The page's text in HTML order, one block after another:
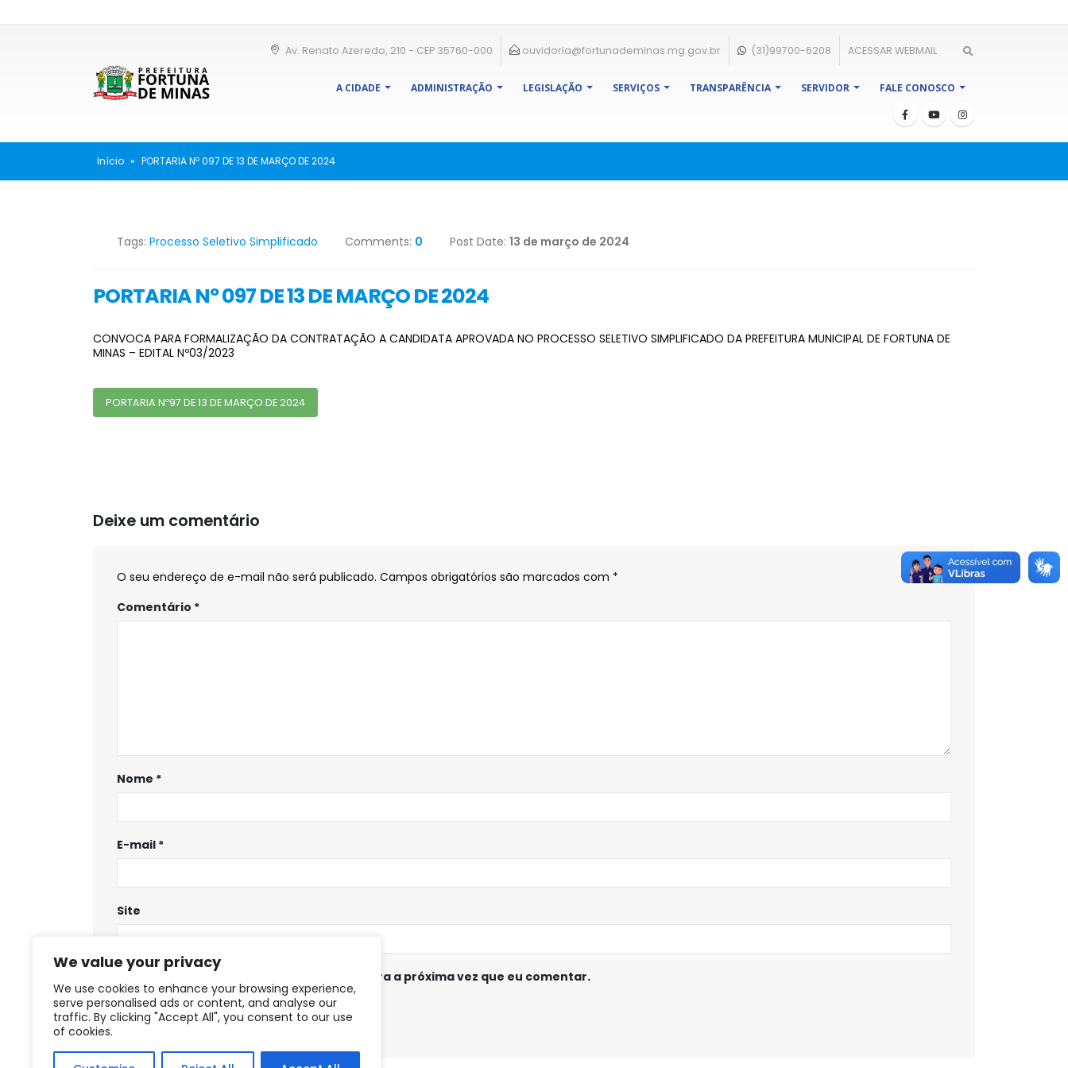
We value your privacy
We use cookies to enhance your browsing experience,
serve personalised ads or content, and analyse our
traffic. By clicking "Accept All", you consent to our use
of cookies.
Av. Renato Azeredo, 210 - CEP 35760-000 ouvidoria@fortunademinas.mg.gov.br (31)99700-6208 ACESSAR WEBMAIL
A CIDADE ADMINISTRAÇÃO LEGISLAÇÃO SERVIÇOS TRANSPARÊNCIA SERVIDOR FALE CONOSCO
Início » PORTARIA Nº 097 DE 13 DE MARÇO DE 2024
Tags: Processo Seletivo Simplificado Comments: 0 Post Date: 13 de março de 2024
PORTARIA Nº 097 DE 13 DE MARÇO DE 2024
CONVOCA PARA FORMALIZAÇÃO DA CONTRATAÇÃO A CANDIDATA APROVADA NO PROCESSO SELETIVO SIMPLIFICADO DA PREFEITURA MUNICIPAL DE FORTUNA DE
MINAS – EDITAL Nº03/2023
PORTARIA Nº97 DE 13 DE MARÇO DE 2024
Deixe um comentário
O seu endereço de e-mail não será publicado. Campos obrigatórios são marcados com *
Comentário *
Nome *
E-mail *
Site
Salvar meus dados neste navegador para a próxima vez que eu comentar.